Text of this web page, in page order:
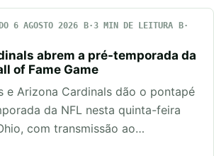
6 AGOSTO 2026
3 MIN DE LEITURA
abrem a pré-temporada da
of Fame Game
e Arizona Cardinals dão o pontapé
da NFL nesta quinta-feira
com transmissão ao…